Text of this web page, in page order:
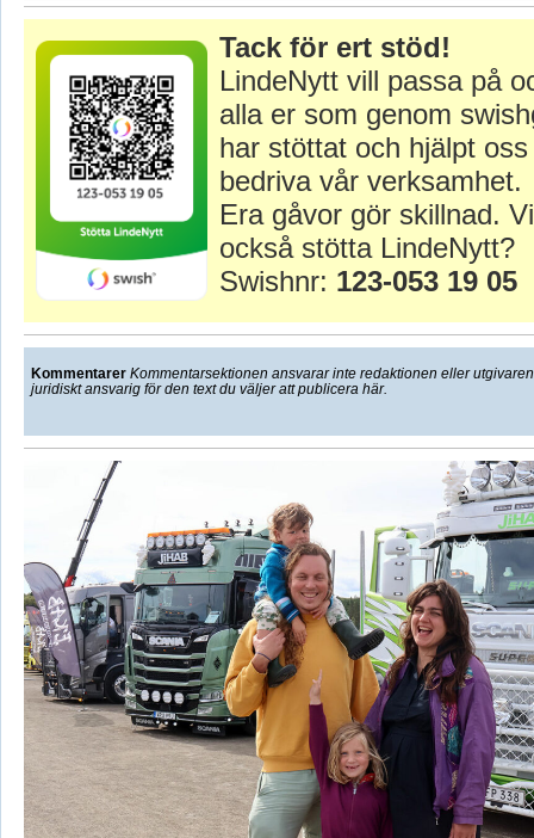
Tack för ert stöd!
LindeNytt vill passa på
alla er som genom
har stöttat och hjälpt
bedriva vår verksamhet.
Era gåvor gör skillnad.
också stötta LindeNytt?
Swishnr: 123-053 19 05
Kommentarer Kommentarsektionen ansvarar inte redaktionen eller
juridiskt ansvarig för den text du väljer att publicera här.